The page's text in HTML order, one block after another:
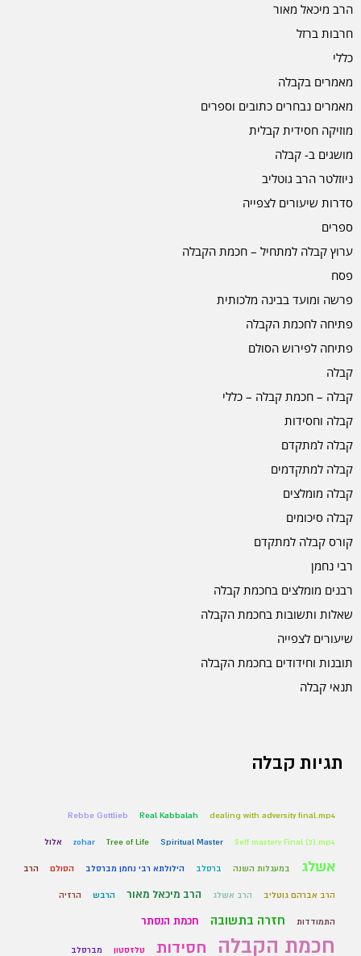
הרב מיכאל מאור
חרבות ברזל
כללי
מאמרים בקבלה
מאמרים נבחרים כתובים וספרים
מוזיקה חסידית קבלית
מושגים ב- קבלה
ניוזלטר הרב גוטליב
סדרות שיעורים לצפייה
ספרים
ערוץ קבלה למתחיל – חכמת הקבלה
פסח
פרשה ומועד בבינה מלכותית
פתיחה לחכמת הקבלה
פתיחה לפירוש הסולם
קבלה
קבלה – חכמת קבלה – כללי
קבלה וחסידות
קבלה למתקדם
קבלה למתקדמים
קבלה מומלצים
קבלה סיכומים
קורס קבלה למתקדם
רבי נחמן
רבנים מומלצים בחכמת קבלה
שאלות ותשובות בחכמת הקבלה
שיעורים לצפייה
תובנות וחידודים בחכמת הקבלה
תנאי קבלה
תגיות קבלה
dealing with adversity final.mp4
Real Kabbalah
Rebbe Gottlieb
Self mastery Final (2).mp4
Spiritual Master
Tree of Life
zohar אלול
אשלג במעגלות השנה ברסלב הילולתא רבי נחמן מברסלב הסולם הרב
הרב אברהם גוטליב הרב אשלג הרב מיכאל מאור הרבש הרזיה
התמודדות חזרה בתשובה חכמת הנסתר
חכמת הקבלה חסידות טלזסטון מברסלב